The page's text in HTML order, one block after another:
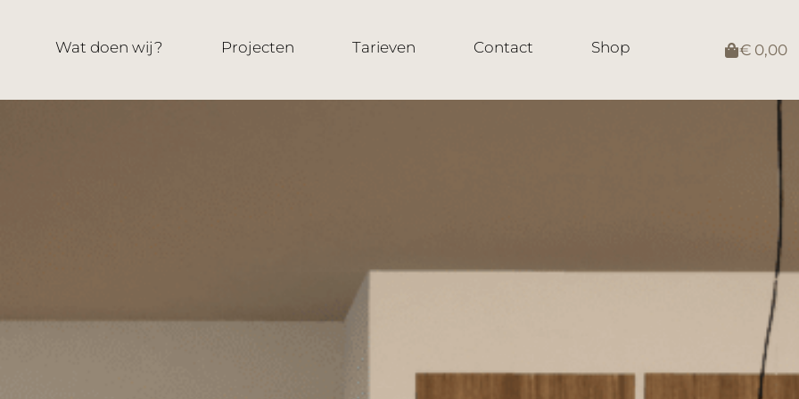
Wat doen wij? Projecten Tarieven Contact Shop €0,00